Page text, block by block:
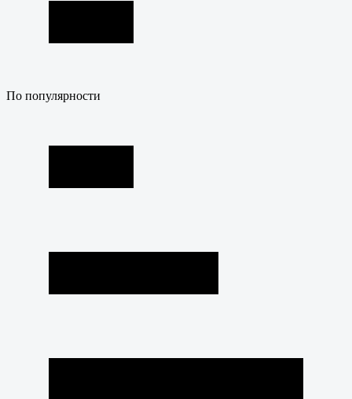
По популярности